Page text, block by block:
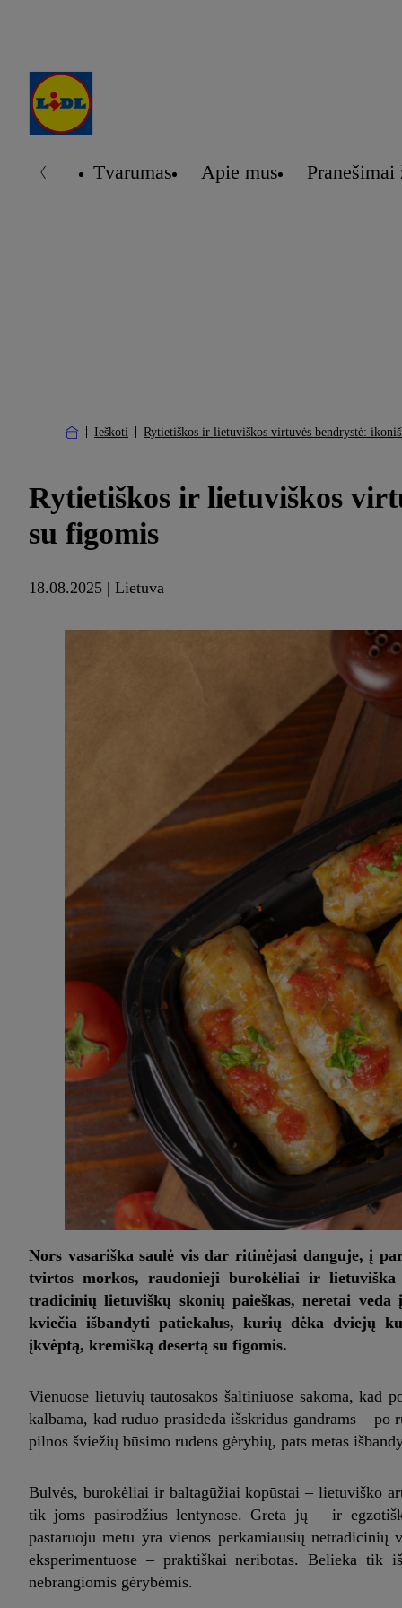
Tvarumas Apie mus
Ieškoti Rytietiškos ir lietuviškos virtuvės bendrystė:
Rytietiškos ir lietuviškos
su figomis
18.08.2025 | Lietuva
Nors vasariška saulė vis dar ritinėjasi danguje, į
tvirtos morkos, raudonieji burokėliai ir
tradicinių lietuviškų skonių paieškas, neretai
kviečia išbandyti patiekalus, kurių dėka dviejų
įkvėptą, kremišką desertą su figomis.
Vienuose lietuvių tautosakos šaltiniuose sakoma, kad
kalbama, kad ruduo prasideda išskridus gandrams –
pilnos šviežių būsimo rudens gėrybių, pats metas
Bulvės, burokėliai ir baltagūžiai kopūstai – lietuviško
tik joms pasirodžius lentynose. Greta jų – ir
pastaruoju metu yra vienos perkamiausių
eksperimentuose – praktiškai neribotas. Belieka tik
nebrangiomis gėrybėmis.